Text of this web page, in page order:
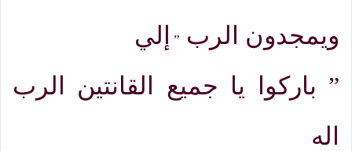
ويمجدون الرب ”
إلي
” باركوا يا جميع القانتين الرب
اله